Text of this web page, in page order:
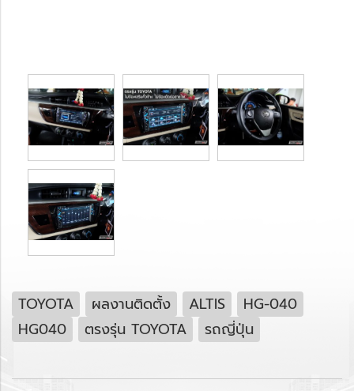
TOYOTA ผลงานติดตั้ง ALTIS
HG-040
HG040
ตรงรุ่น TOYOTA รถญี่ปุ่น